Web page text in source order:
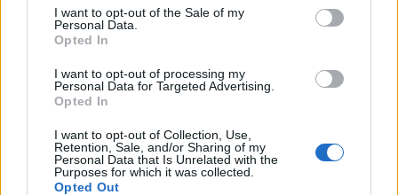
I want to opt-out of the Sale of my
Personal Data.
Opted In
I want to opt-out of processing my
Personal Data for Targeted Advertising.
Opted In
I want to opt-out of Collection, Use,
Retention, Sale, and/or Sharing of my
Personal Data that Is Unrelated with the
Purposes for which it was collected.
Opted Out